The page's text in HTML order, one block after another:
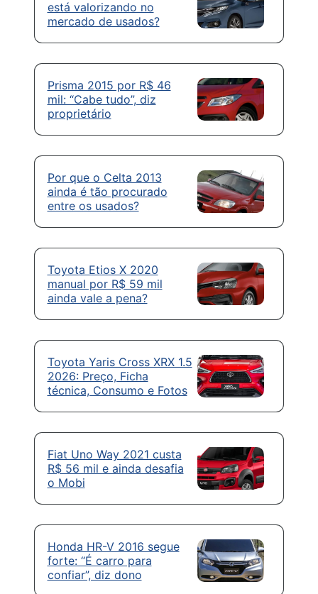
está valorizando no
mercado de usados?
Prisma 2015 por R$ 46
mil: “Cabe tudo”, diz
proprietário
Por que o Celta 2013
ainda é tão procurado
entre os usados?
Toyota Etios X 2020
manual por R$ 59 mil
ainda vale a pena?
Toyota Yaris Cross XRX 1.5
2026: Preço, Ficha
técnica, Consumo e Fotos
Fiat Uno Way 2021 custa
R$ 56 mil e ainda desafia
o Mobi
Honda HR-V 2016 segue
forte: “É carro para
confiar”, diz dono